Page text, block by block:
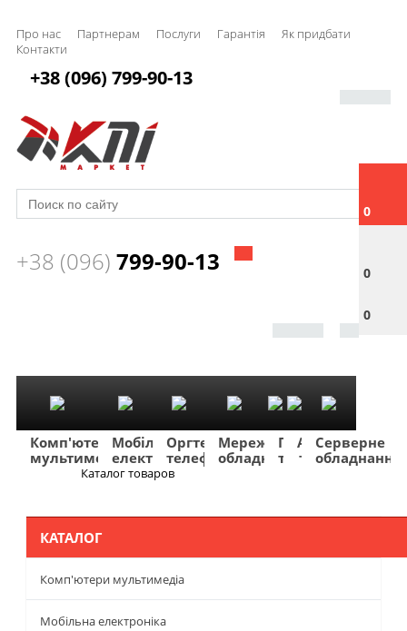
Про нас Партнерам Послуги Гарантія
Як придбати
Контакти
0
0
0
+38 (096) 799-90-13
+38 (096) 799-90-13
Комп'ютери
мультимедіа
Мобільна
електроніка
Оргтехніка
телефонія
Мережеве
обладнання
Побутова
техніка
TV
та
Фото
та
Авто
та
Серверне
обладнання
Каталог товаров
КАТАЛОГ
Комп'ютери мультимедіа
Мобільна електроніка